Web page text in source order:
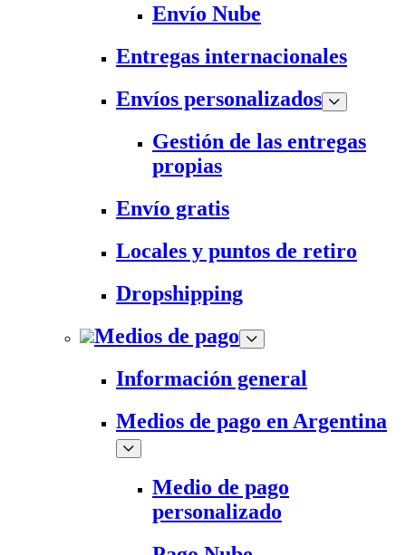
Envío Nube
Entregas internacionales
Envíos personalizados
Gestión de las entregas
propias
Envío gratis
Locales y puntos de retiro
Dropshipping
Medios de pago
Información general
Medios de pago en Argentina
Medio de pago
personalizado